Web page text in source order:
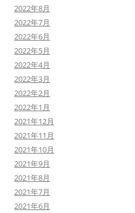
2022年8月
2022年7月
2022年6月
2022年5月
2022年4月
2022年3月
2022年2月
2022年1月
2021年12月
2021年11月
2021年10月
2021年9月
2021年8月
2021年7月
2021年6月